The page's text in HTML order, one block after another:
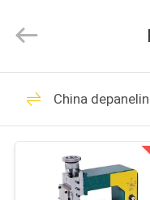
HAUS
PRODUKTE
Limited.
Reserved.
PWBs
China